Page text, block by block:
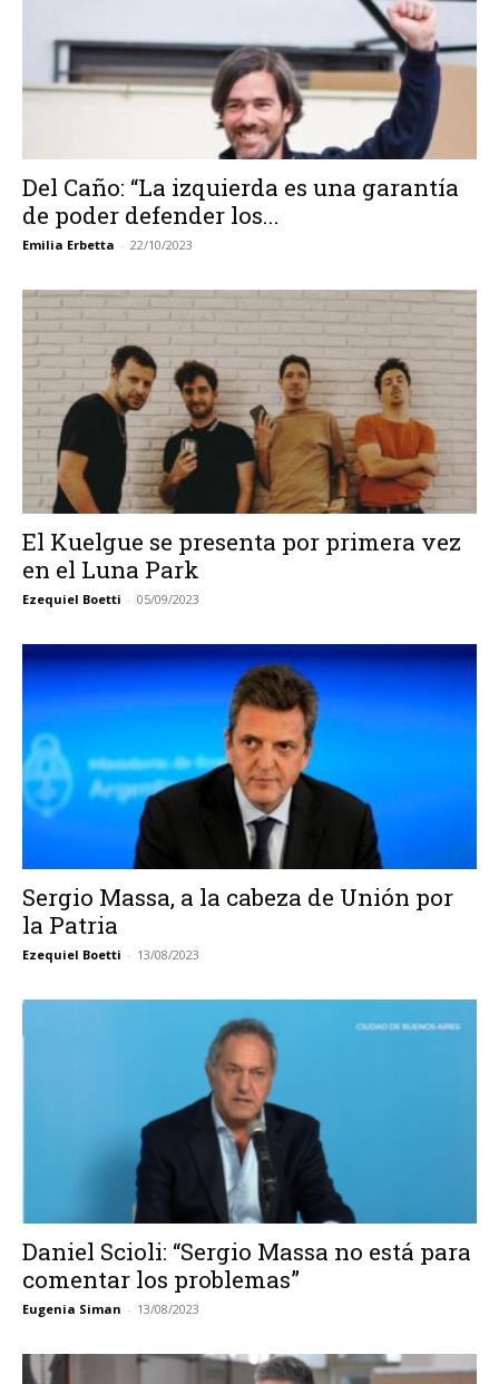
Del Caño: “La izquierda es una garantía
de poder defender los...
Emilia Erbetta - 22/10/2023
El Kuelgue se presenta por primera vez
en el Luna Park
Ezequiel Boetti - 05/09/2023
Sergio Massa, a la cabeza de Unión por
la Patria
Ezequiel Boetti - 13/08/2023
Daniel Scioli: “Sergio Massa no está para
comentar los problemas”
Eugenia Siman - 13/08/2023